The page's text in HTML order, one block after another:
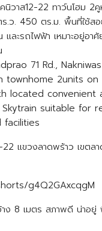
นิวาส12-22 ทาว์นโฮม
.ว. 450 ตร.ม. พื้นที่ใช้ส
และรถไฟฟ้า เหมาะอยู่อ
71 Rd.,
townhome 2units on
located convenient
Skytrain suitable
facilities
22 แขวงลาดพร้าว เขตล
g4Q2GAxcqgM
8 เมตร สภาพดี น่าอยู่